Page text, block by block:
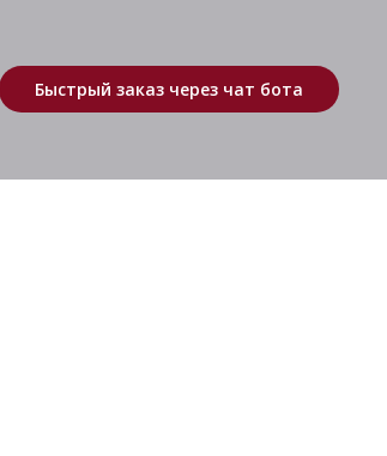
Быстрый заказ через чат бота